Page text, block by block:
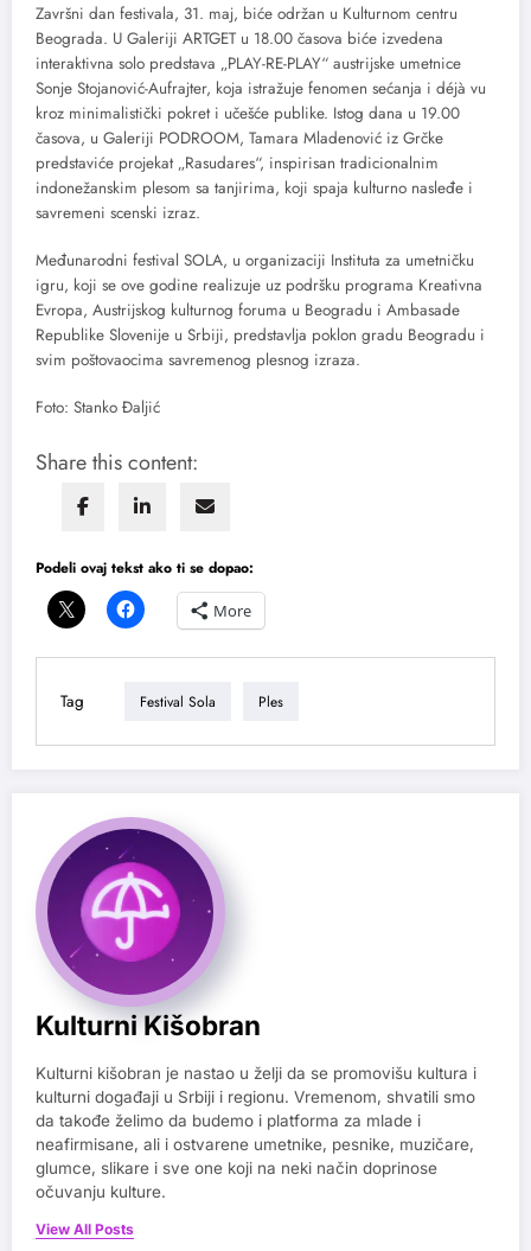
Završni dan festivala, 31. maj, biće održan u Kulturnom centru
Beograda. U Galeriji ARTGET u 18.00 časova biće izvedena
interaktivna solo predstava „PLAY-RE-PLAY“ austrijske umetnice
Sonje Stojanović-Aufrajter, koja istražuje fenomen sećanja i déjà vu
kroz minimalistički pokret i učešće publike. Istog dana u 19.00
časova, u Galeriji PODROOM, Tamara Mladenović iz Grčke
predstaviće projekat „Rasudares“, inspirisan tradicionalnim
indonežanskim plesom sa tanjirima, koji spaja kulturno nasleđe i
savremeni scenski izraz.
Međunarodni festival SOLA, u organizaciji Instituta za umetničku
igru, koji se ove godine realizuje uz podršku programa Kreativna
Evropa, Austrijskog kulturnog foruma u Beogradu i Ambasade
Republike Slovenije u Srbiji, predstavlja poklon gradu Beogradu i
svim poštovaocima savremenog plesnog izraza.
Foto: Stanko Đaljić
Share this content:
Podeli ovaj tekst ako ti se dopao:
More
Tag Festival Sola Ples
Kulturni Kišobran
Kulturni kišobran je nastao u želji da se promovišu kultura i
kulturni događaji u Srbiji i regionu. Vremenom, shvatili smo
da takođe želimo da budemo i platforma za mlade i
neafirmisane, ali i ostvarene umetnike, pesnike, muzičare,
glumce, slikare i sve one koji na neki način doprinose
očuvanju kulture.
View All Posts